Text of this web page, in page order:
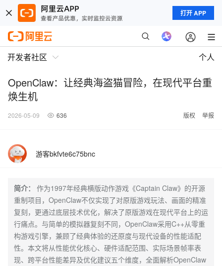
打开 APP
开发者社区 个人
OpenClaw：让经典海盗猫冒险，在现代平台重
焕生机
2026-05-09 636 版权 举报
游客bkfvte6c75bnc
简介：
作为1997年经典横版动作游戏《Captain Claw》的开源
重制项目，OpenClaw不仅实现了对原版游戏玩法、画面的精准
复刻，更通过底层技术优化，解决了原版游戏在现代平台上的运
行痛点。与简单的模拟器复刻不同，OpenClaw采用C++从零重
构游戏引擎，兼顾了经典体验的还原度与现代设备的性能适配
性。本文将从性能优化核心、硬件适配范围、实际场景帧率表
现、跨平台性能差异及优化建议五个维度，全面解析OpenClaw